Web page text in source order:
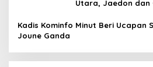
Utara, Jaedon dan
Kadis Kominfo Minut Beri Ucapan
Joune Ganda